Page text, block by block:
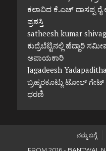
ಕಲಾವಿದ ಕೆ.ಎಚ್ ದಾಸಪ್ಪ
ಪ್ರಶಸ್ತಿ
satheesh kumar
ಕುದ್ರೆಬೆಟ್ಟಿನಲ್ಲಿ ಹೆದ್ದಾರಿ
ಅಪಾಯಕಾರಿ
Jagadeesh
ಬ್ರಹ್ಮರಕೂಟ್ಲು ಟೋಲ್
ಧರಣಿ
ನಮ್ಮ ಬಗ್ಗೆ